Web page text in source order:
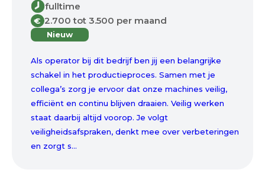
fulltime
€ 2.700 tot 3.500 per maand
Nieuw
Als operator bij dit bedrijf ben jij een belangrijke
schakel in het productieproces. Samen met je
collega’s zorg je ervoor dat onze machines veilig,
efficiënt en continu blijven draaien. Veilig werken
staat daarbij altijd voorop. Je volgt
veiligheidsafspraken, denkt mee over verbeteringen
en zorgt s...